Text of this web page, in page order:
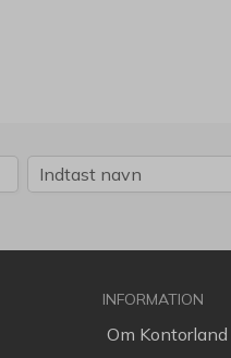
INFORMATION
Om Kontorland